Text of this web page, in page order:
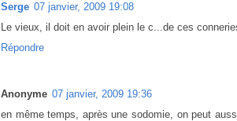
Serge 07 janvier, 2009 19:08
Le vieux, il doit en avoir plein le c...de ces
Répondre
Anonyme 07 janvier, 2009 19:36
en même temps, après une sodomie, on peut